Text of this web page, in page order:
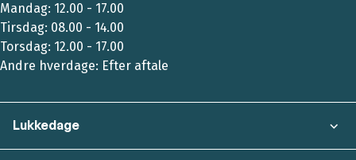
Mandag: 12.00 - 17.00
Tirsdag: 08.00 - 14.00
Torsdag: 12.00 - 17.00
Andre hverdage: Efter aftale
Lukkedage